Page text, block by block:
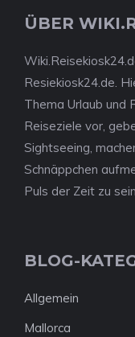
ÜBER
Resiekiosk24.de.
Thema Urlaub und
Reiseziele vor,
Sightseeing,
Schnäppchen
Puls der Zeit zu
BLOG-
Allgemein
Mallorca